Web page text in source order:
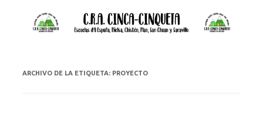
ARCHIVO DE LA ETIQUETA: PROYECTO